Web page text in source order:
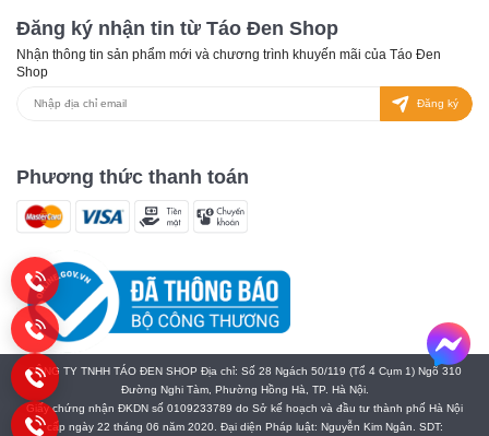
Đăng ký nhận tin từ Táo Đen Shop
Nhận thông tin sản phẩm mới và chương trình khuyến mãi của Táo Đen
Shop
Đăng ký
Phương thức thanh toán
CÔNG TY TNHH TÁO ĐEN SHOP Địa chỉ: Số 28 Ngách 50/119 (Tổ 4 Cụm 1) Ngõ 310
Đường Nghi Tàm, Phường Hồng Hà, TP. Hà Nội.
Giấy chứng nhận ĐKDN số 0109233789 do Sở kế hoạch và đầu tư thành phố Hà Nội
cấp ngày 22 tháng 06 năm 2020. Đại diện Pháp luật: Nguyễn Kim Ngân. SDT: